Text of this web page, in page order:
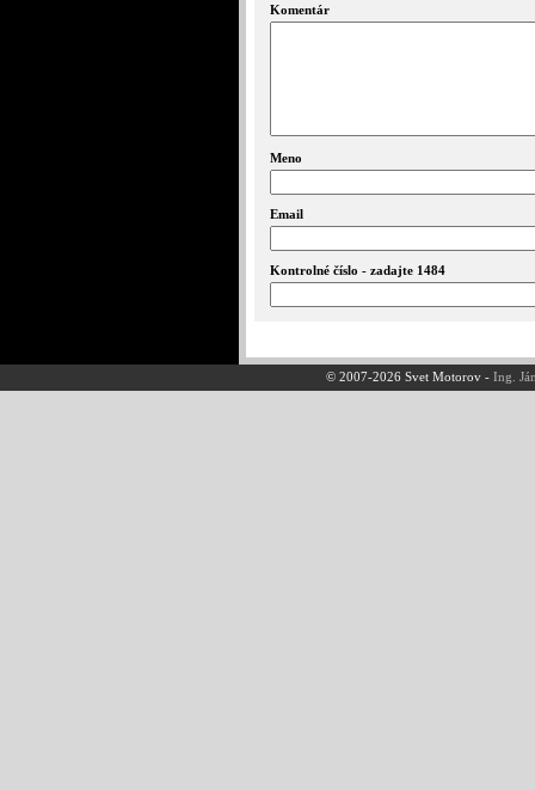
Komentár
Meno
Email
Kontrolné číslo - zadajte 1484
© 2007-2026 Svet Motorov -Ing.